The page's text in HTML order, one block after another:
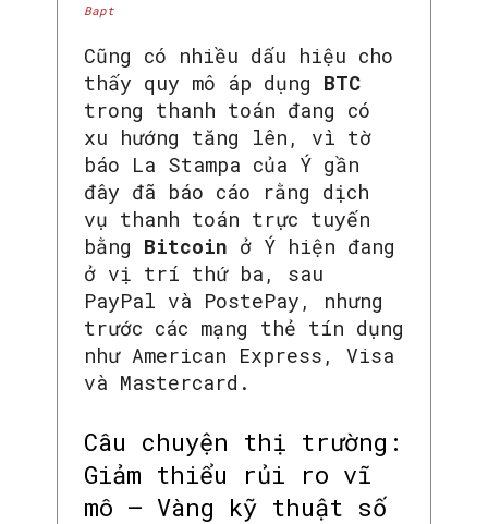
Bapt
Cũng có nhiều dấu hiệu cho
thấy quy mô áp dụng BTC
trong thanh toán đang có
xu hướng tăng lên, vì tờ
báo La Stampa của Ý gần
đây đã báo cáo rằng dịch
vụ thanh toán trực tuyến
bằng Bitcoin ở Ý hiện đang
ở vị trí thứ ba, sau
PayPal và PostePay, nhưng
trước các mạng thẻ tín dụng
như American Express, Visa
và Mastercard.
Câu chuyện thị trường:
Giảm thiểu rủi ro vĩ
mô – Vàng kỹ thuật số